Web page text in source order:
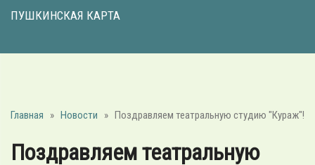
ПУШКИНСКАЯ КАРТА
Главная » Новости » Поздравляем театральную студию "Кураж"!
Поздравляем театральную